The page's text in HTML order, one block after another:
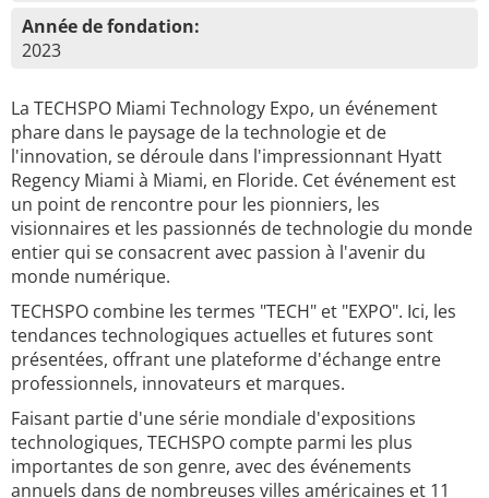
Année de fondation:
2023
La TECHSPO Miami Technology Expo, un événement
phare dans le paysage de la technologie et de
l'innovation, se déroule dans l'impressionnant Hyatt
Regency Miami à Miami, en Floride. Cet événement est
un point de rencontre pour les pionniers, les
visionnaires et les passionnés de technologie du monde
entier qui se consacrent avec passion à l'avenir du
monde numérique.
TECHSPO combine les termes "TECH" et "EXPO". Ici, les
tendances technologiques actuelles et futures sont
présentées, offrant une plateforme d'échange entre
professionnels, innovateurs et marques.
Faisant partie d'une série mondiale d'expositions
technologiques, TECHSPO compte parmi les plus
importantes de son genre, avec des événements
annuels dans de nombreuses villes américaines et 11